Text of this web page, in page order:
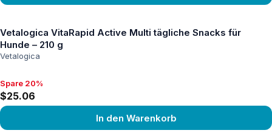
Vetalogica VitaRapid Active Multi tägliche Snacks für
Hunde – 210 g
Vetalogica
Spare 20%, $25.06
Spare 20%
$25.06
In den Warenkorb